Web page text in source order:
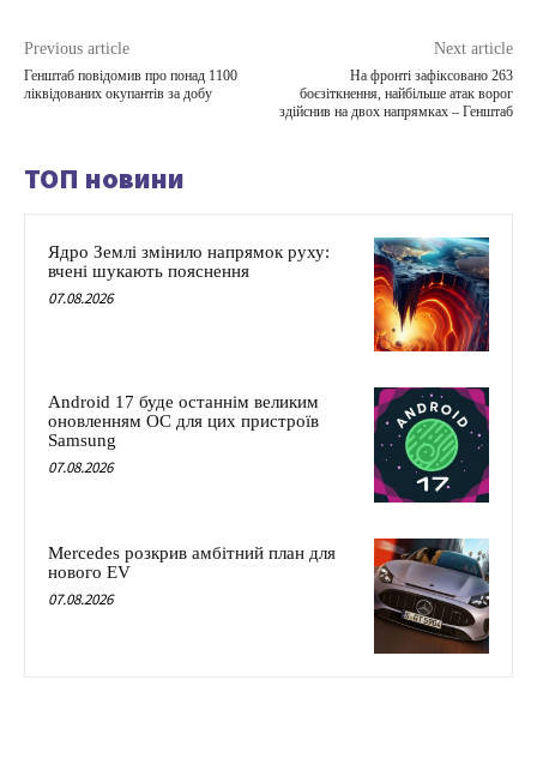
Previous article
Генштаб повідомив про понад 1100
ліквідованих окупантів за добу
Next article
На фронті зафіксовано 263
боєзіткнення, найбільше атак ворог
здійснив на двох напрямках – Генштаб
ТОП новини
Ядро Землі змінило напрямок руху:
вчені шукають пояснення
07.08.2026
Android 17 буде останнім великим
оновленням ОС для цих пристроїв
Samsung
07.08.2026
Mercedes розкрив амбітний план для
нового EV
07.08.2026